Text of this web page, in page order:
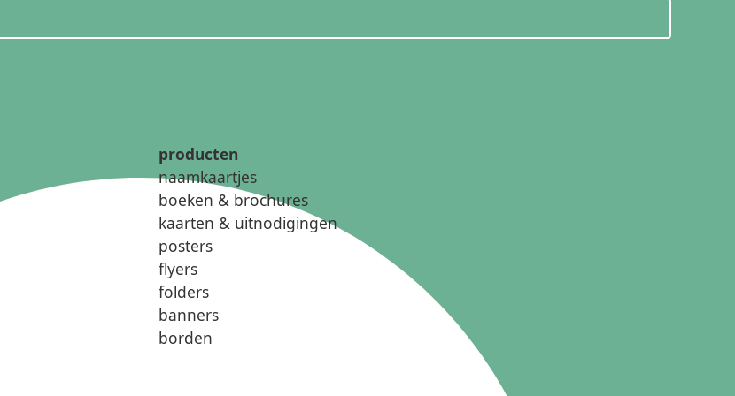
producten
naamkaartjes
boeken & brochures
kaarten & uitnodigingen
posters
flyers
folders
banners
borden